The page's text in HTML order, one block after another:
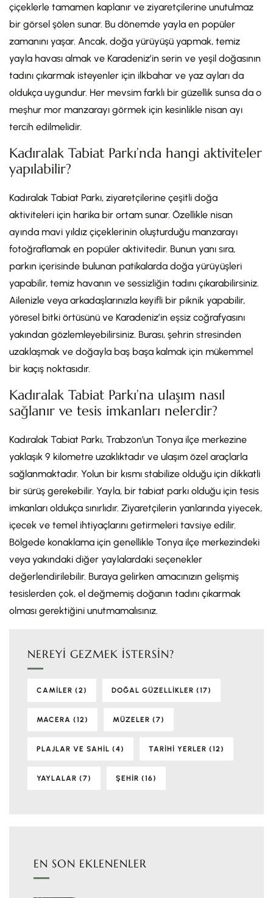
çiçeklerle tamamen kaplanır ve ziyaretçilerine unutulmaz
bir görsel şölen sunar. Bu dönemde yayla en popüler
zamanını yaşar. Ancak, doğa yürüyüşü yapmak, temiz
yayla havası almak ve Karadeniz’in serin ve yeşil doğasının
tadını çıkarmak isteyenler için ilkbahar ve yaz ayları da
oldukça uygundur. Her mevsim farklı bir güzellik sunsa da o
meşhur mor manzarayı görmek için kesinlikle nisan ayı
tercih edilmelidir.
Kadıralak Tabiat Parkı’nda hangi aktiviteler
yapılabilir?
Kadıralak Tabiat Parkı, ziyaretçilerine çeşitli doğa
aktiviteleri için harika bir ortam sunar. Özellikle nisan
ayında mavi yıldız çiçeklerinin oluşturduğu manzarayı
fotoğraflamak en popüler aktivitedir. Bunun yanı sıra,
parkın içerisinde bulunan patikalarda doğa yürüyüşleri
yapabilir, temiz havanın ve sessizliğin tadını çıkarabilirsiniz.
Ailenizle veya arkadaşlarınızla keyifli bir piknik yapabilir,
yöresel bitki örtüsünü ve Karadeniz’in eşsiz coğrafyasını
yakından gözlemleyebilirsiniz. Burası, şehrin stresinden
uzaklaşmak ve doğayla baş başa kalmak için mükemmel
bir kaçış noktasıdır.
Kadıralak Tabiat Parkı’na ulaşım nasıl
sağlanır ve tesis imkanları nelerdir?
Kadıralak Tabiat Parkı, Trabzon’un Tonya ilçe merkezine
yaklaşık 9 kilometre uzaklıktadır ve ulaşım özel araçlarla
sağlanmaktadır. Yolun bir kısmı stabilize olduğu için dikkatli
bir sürüş gerekebilir. Yayla, bir tabiat parkı olduğu için tesis
imkanları oldukça sınırlıdır. Ziyaretçilerin yanlarında yiyecek,
içecek ve temel ihtiyaçlarını getirmeleri tavsiye edilir.
Bölgede konaklama için genellikle Tonya ilçe merkezindeki
veya yakındaki diğer yaylalardaki seçenekler
değerlendirilebilir. Buraya gelirken amacınızın gelişmiş
tesislerden çok, el değmemiş doğanın tadını çıkarmak
olması gerektiğini unutmamalısınız.
NEREYI GEZMEK İSTERSIN?
CAMILER (2) DOĞAL GÜZELLIKLER (17)
MACERA (12) MÜZELER (7)
PLAJLAR VE SAHIL (4) TARIHI YERLER (12)
YAYLALAR (7) ŞEHIR (16)
EN SON EKLENENLER